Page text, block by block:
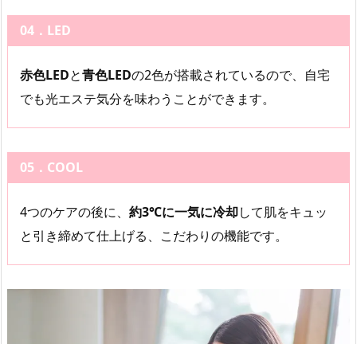
04．LED
赤色LEDと青色LEDの2色が搭載されているので、自宅
でも光エステ気分を味わうことができます。
05．COOL
4つのケアの後に、 約3℃に一気に冷却して肌をキュッ
と引き締めて仕上げる、こだわりの機能です。